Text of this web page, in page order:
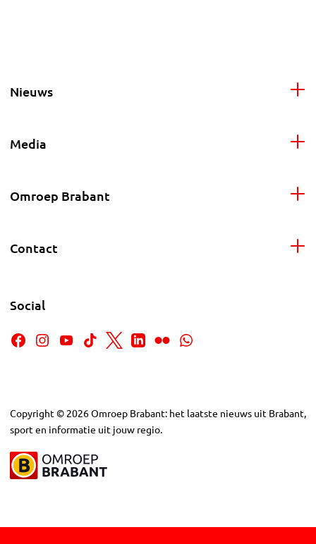
Nieuws
Media
Omroep Brabant
Contact
Social
Copyright © 2026Omroep Brabant: het laatste nieuws uit Brabant,
sport en informatie uit jouw regio.